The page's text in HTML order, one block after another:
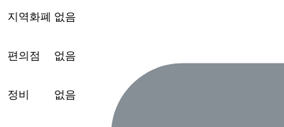
지역화폐 없음
편의점 없음
정비 없음